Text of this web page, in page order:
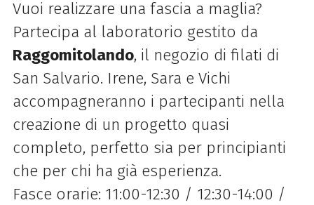
Vuoi realizzare una fascia a maglia?
Partecipa al laboratorio gestito da
Raggomitolando, il negozio di filati di
San Salvario. Irene, Sara e Vichi
accompagneranno i partecipanti nella
creazione di un progetto quasi
completo, perfetto sia per principianti
che per chi ha già esperienza.
Fasce orarie: 11:00-12:30 / 12:30-14:00 /